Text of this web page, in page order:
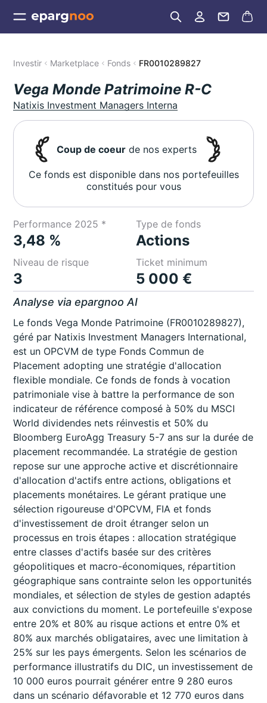
Investir Marketplace Fonds FR0010289827
Vega Monde Patrimoine R-C
Natixis Investment Managers Interna
Coup de coeur de nos experts
Ce fonds est disponible dans nos portefeuilles
constitués pour vous
Performance 2025 *
3,48 %
Type de fonds
Actions
Niveau de risque
3
Ticket minimum
5 000 €
Analyse via epargnoo AI
Le fonds Vega Monde Patrimoine (FR0010289827),
géré par Natixis Investment Managers International,
est un OPCVM de type Fonds Commun de
Placement adopting une stratégie d'allocation
flexible mondiale. Ce fonds de fonds à vocation
patrimoniale vise à battre la performance de son
indicateur de référence composé à 50% du MSCI
World dividendes nets réinvestis et 50% du
Bloomberg EuroAgg Treasury 5-7 ans sur la durée de
placement recommandée. La stratégie de gestion
repose sur une approche active et discrétionnaire
d'allocation d'actifs entre actions, obligations et
placements monétaires. Le gérant pratique une
sélection rigoureuse d'OPCVM, FIA et fonds
d'investissement de droit étranger selon un
processus en trois étapes : allocation stratégique
entre classes d'actifs basée sur des critères
géopolitiques et macro-économiques, répartition
géographique sans contrainte selon les opportunités
mondiales, et sélection de styles de gestion adaptés
aux convictions du moment. Le portefeuille s'expose
entre 20% et 80% au risque actions et entre 0% et
80% aux marchés obligataires, avec une limitation à
25% sur les pays émergents. Selon les scénarios de
performance illustratifs du DIC, un investissement de
10 000 euros pourrait générer entre 9 280 euros
dans un scénario défavorable et 12 770 euros dans